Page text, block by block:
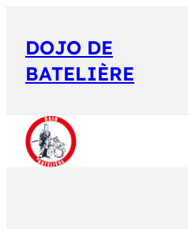
DOJO DE
BATELIÈRE